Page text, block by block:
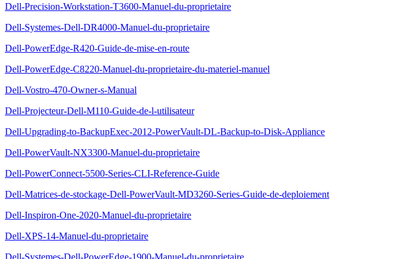
Dell-Precision-Workstation-T3600-Manuel-du-proprietaire
Dell-Systemes-Dell-DR4000-Manuel-du-proprietaire
Dell-PowerEdge-R420-Guide-de-mise-en-route
Dell-PowerEdge-C8220-Manuel-du-proprietaire-du-materiel-manuel
Dell-Vostro-470-Owner-s-Manual
Dell-Projecteur-Dell-M110-Guide-de-l-utilisateur
Dell-Upgrading-to-BackupExec-2012-PowerVault-DL-Backup-to-Disk-Appliance
Dell-PowerVault-NX3300-Manuel-du-proprietaire
Dell-PowerConnect-5500-Series-CLI-Reference-Guide
Dell-Matrices-de-stockage-Dell-PowerVault-MD3260-Series-Guide-de-deploiement
Dell-Inspiron-One-2020-Manuel-du-proprietaire
Dell-XPS-14-Manuel-du-proprietaire
Dell-Systemes-Dell-PowerEdge-1900-Manuel-du-proprietaire